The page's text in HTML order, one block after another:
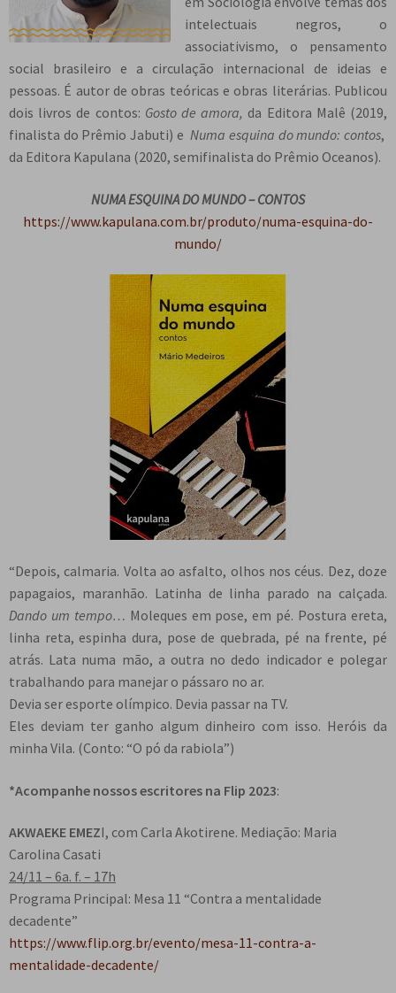
intelectuais negros, o
associativismo, o pensamento
social brasileiro e a circulação internacional de ideias e
pessoas. É autor de obras teóricas e obras literárias. Publicou
dois livros de contos: Gosto de amora, da Editora Malê (2019,
finalista do Prêmio Jabuti) eNuma esquina do mundo: contos,
da Editora Kapulana (2020, semifinalista do Prêmio Oceanos).
NUMA ESQUINA DO MUNDO – CONTOS
https://www.kapulana.com.br/produto/numa-esquina-do-
mundo/
“Depois, calmaria. Volta ao asfalto, olhos nos céus. Dez, doze
papagaios, maranhão. Latinha de linha parado na calçada.
Dando um tempo… Moleques em pose, em pé. Postura ereta,
linha reta, espinha dura, pose de quebrada, pé na frente, pé
atrás. Lata numa mão, a outra no dedo indicador e polegar
trabalhando para manejar o pássaro no ar.
Devia ser esporte olímpico. Devia passar na TV.
Eles deviam ter ganho algum dinheiro com isso. Heróis da
minha Vila. (Conto: “O pó da rabiola”)
*Acompanhe nossos escritores na Flip 2023:
AKWAEKE EMEZI, com Carla Akotirene. Mediação: Maria
Carolina Casati
24/11 – 6a. f. – 17h
Programa Principal: Mesa 11 “Contra a mentalidade
decadente”
https://www.flip.org.br/evento/mesa-11-contra-a-
mentalidade-decadente/